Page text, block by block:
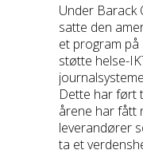
Under Barack
satte den
et program på
støtte helse-
Dette har ført
årene har fått
leverandører
ta et